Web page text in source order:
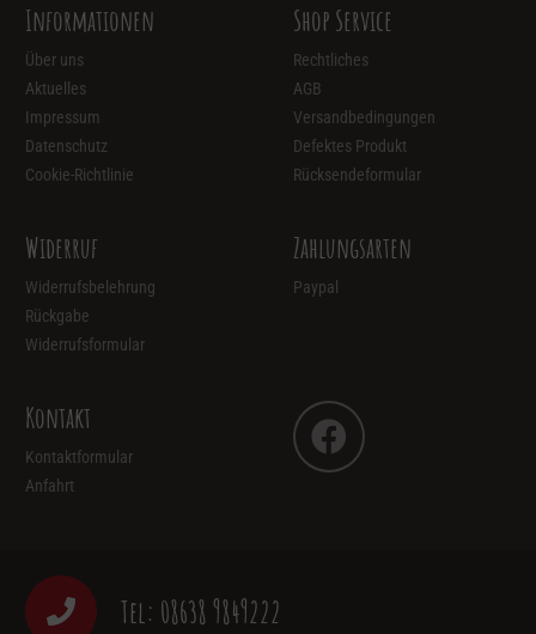
Informationen
Über uns
Aktuelles
Impressum
Datenschutz
Cookie-Richtlinie
Shop Service
Rechtliches
AGB
Versandbedingungen
Defektes Produkt
Rücksendeformular
Widerruf
Widerrufsbelehrung
Rückgabe
Widerrufsformular
Zahlungsarten
Paypal
Kontakt
Kontaktformular
Anfahrt
Tel: 08638 9849222